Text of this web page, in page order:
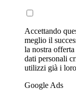
Accettando
meglio il
la nostra
dati personali
utilizzi già i
Google Ads